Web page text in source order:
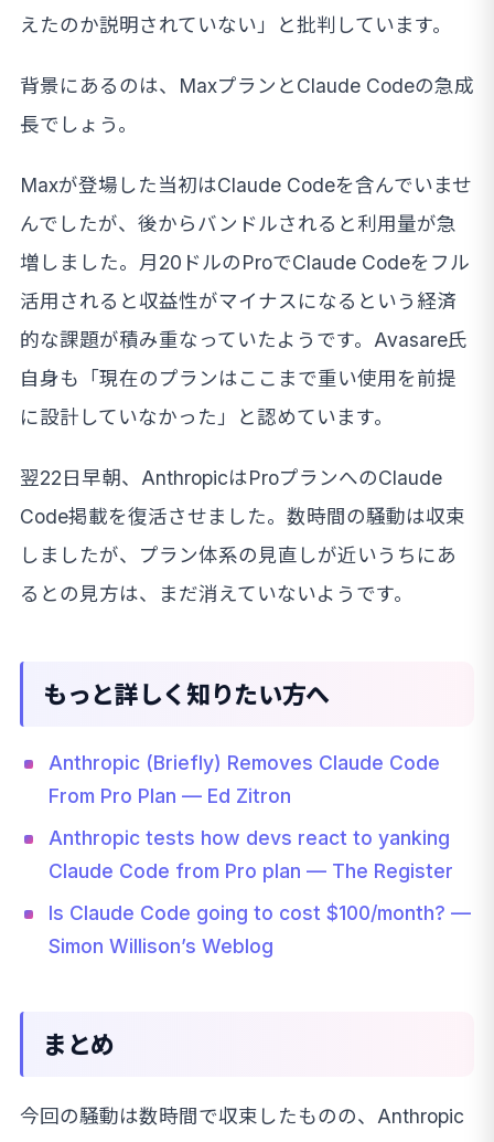
えたのか説明されていない」と批判しています。
背景にあるのは、MaxプランとClaude Codeの急成
長でしょう。
Maxが登場した当初はClaude Codeを含んでいませ
んでしたが、後からバンドルされると利用量が急
増しました。月20ドルのProでClaude Codeをフル
活用されると収益性がマイナスになるという経済
的な課題が積み重なっていたようです。Avasare氏
自身も「現在のプランはここまで重い使用を前提
に設計していなかった」と認めています。
翌22日早朝、AnthropicはProプランへのClaude
Code掲載を復活させました。数時間の騒動は収束
しましたが、プラン体系の見直しが近いうちにあ
るとの見方は、まだ消えていないようです。
もっと詳しく知りたい方へ
Anthropic (Briefly) Removes Claude Code
From Pro Plan — Ed Zitron
Anthropic tests how devs react to yanking
Claude Code from Pro plan — The Register
Is Claude Code going to cost $100/month? —
Simon Willison’s Weblog
まとめ
今回の騒動は数時間で収束したものの、Anthropic